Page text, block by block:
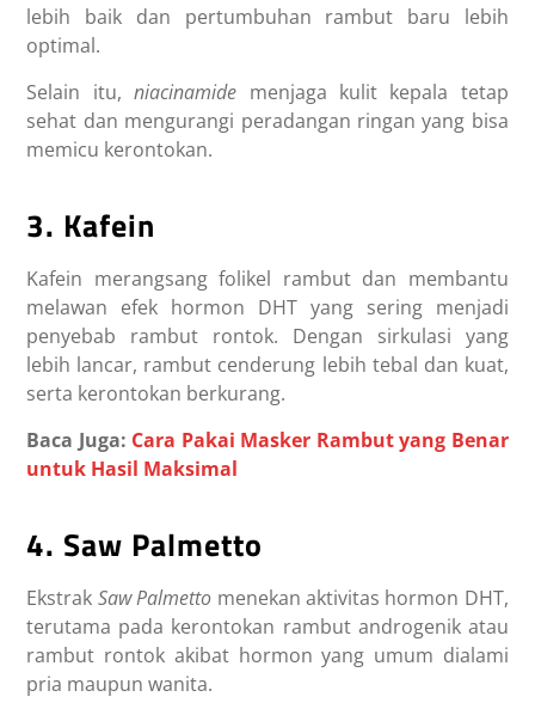
lebih baik dan pertumbuhan rambut baru lebih
optimal.
Selain itu, niacinamide menjaga kulit kepala tetap
sehat dan mengurangi peradangan ringan yang bisa
memicu kerontokan.
3. Kafein
Kafein merangsang folikel rambut dan membantu
melawan efek hormon DHT yang sering menjadi
penyebab rambut rontok. Dengan sirkulasi yang
lebih lancar, rambut cenderung lebih tebal dan kuat,
serta kerontokan berkurang.
Baca Juga: Cara Pakai Masker Rambut yang Benar
untuk Hasil Maksimal
4. Saw Palmetto
Ekstrak Saw Palmetto menekan aktivitas hormon DHT,
terutama pada kerontokan rambut androgenik atau
rambut rontok akibat hormon yang umum dialami
pria maupun wanita.